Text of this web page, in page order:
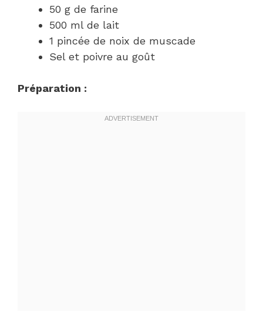
50 g de farine
500 ml de lait
1 pincée de noix de muscade
Sel et poivre au goût
Préparation :